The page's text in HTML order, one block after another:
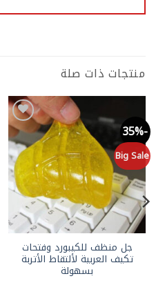
منتجات ذات صلة
Big Sale
Add to
wishlist
جل منظف للكيبورد وفتحات
تكيف العربية لألتقاط الأتربة
بسهولة